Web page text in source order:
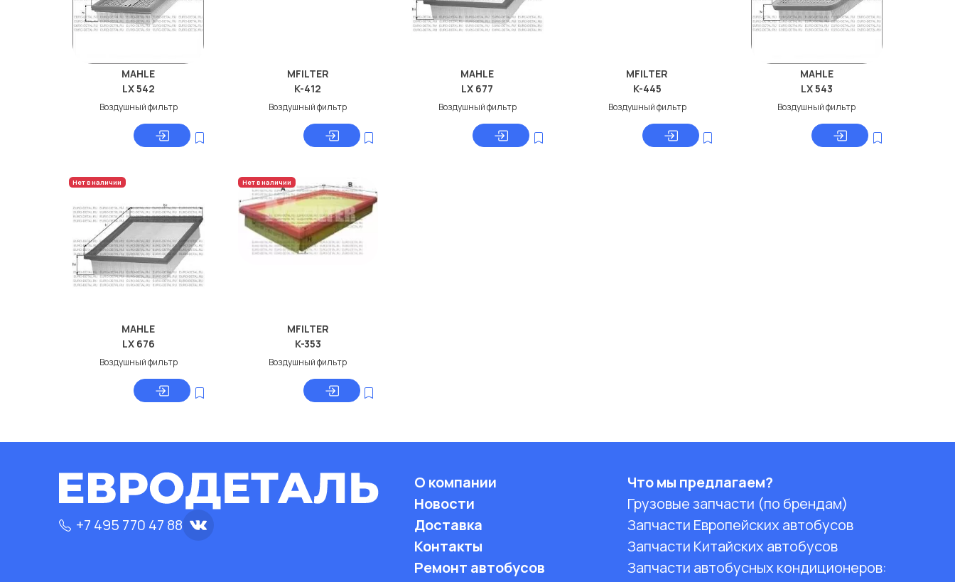
MAHLE
LX 542
Воздушный фильтр
MFILTER
K-412
Воздушный фильтр
MAHLE
LX 677
Воздушный фильтр
MFILTER
K-445
Воздушный фильтр
MAHLE
LX 543
Воздушный фильтр
Нет в наличии
MAHLE
LX 676
Воздушный фильтр
Нет в наличии
MFILTER
K-353
Воздушный фильтр
+7 495 770 47 88
О компании
Новости
Доставка
Контакты
Ремонт автобусов
Что мы предлагаем?
Грузовые запчасти (по брендам)
Запчасти Европейских автобусов
Запчасти Китайских автобусов
Запчасти автобусных кондиционеров: